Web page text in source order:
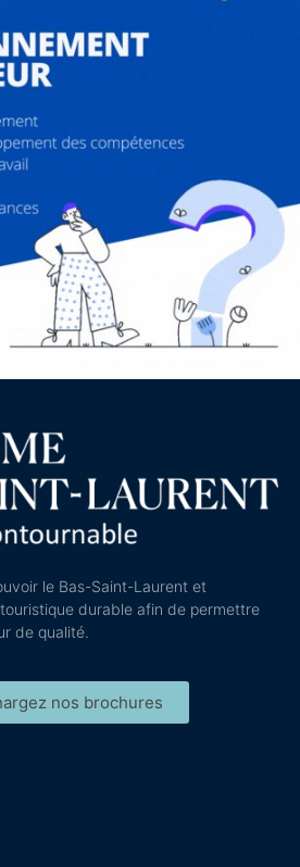
le Bas-Saint-Laurent et
durable afin de permettre
de qualité.
nos brochures